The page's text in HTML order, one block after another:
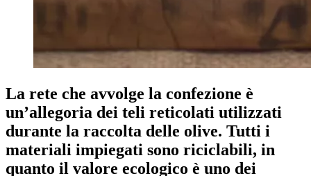
La rete che avvolge la confezione è
un’allegoria dei teli reticolati utilizzati
durante la raccolta delle olive. Tutti i
materiali impiegati sono riciclabili, in
quanto il valore ecologico è uno dei